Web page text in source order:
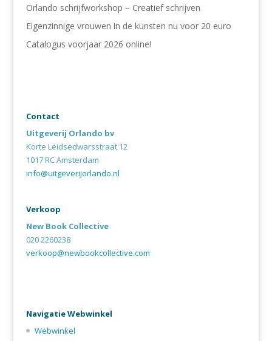
Orlando schrijfworkshop – Creatief schrijven
Eigenzinnige vrouwen in de kunsten nu voor 20 euro
Catalogus voorjaar 2026 online!
Contact
Uitgeverij Orlando bv
Korte Leidsedwarsstraat 12
1017 RC Amsterdam
info@uitgeverijorlando.nl
Verkoop
New Book Collective
020 2260238
verkoop@newbookcollective.com
Navigatie Webwinkel
Webwinkel